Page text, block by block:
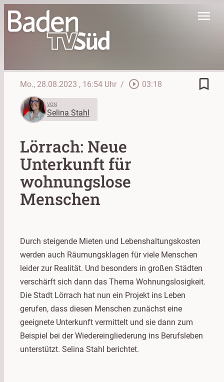
menu
Mo., 28.08.2023 , 16:54 Uhr / play_circle_outline 03:18 bookmark_border
VON
Selina Stahl
Lörrach: Neue
Unterkunft für
wohnungslose
Menschen
Durch steigende Mieten und Lebenshaltungskosten
werden auch Räumungsklagen für viele Menschen
leider zur Realität. Und besonders in großen Städten
verschärft sich dann das Thema Wohnungslosigkeit.
Die Stadt Lörrach hat nun ein Projekt ins Leben
gerufen, dass diesen Menschen zunächst eine
geeignete Unterkunft vermittelt und sie dann zum
Beispiel bei der Wiedereingliederung ins Berufsleben
unterstützt. Selina Stahl berichtet.